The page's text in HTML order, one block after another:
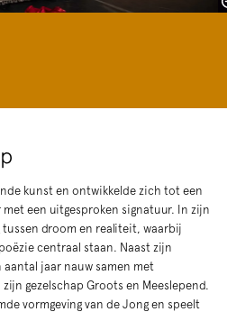
kunst en ontwikkelde zich tot een
een uitgesproken signatuur. In zijn
droom en realiteit, waarbij
centraal staan. Naast zijn
jaar nauw samen met
gezelschap Groots en Meeslepend.
vormgeving van de Jong en speelt